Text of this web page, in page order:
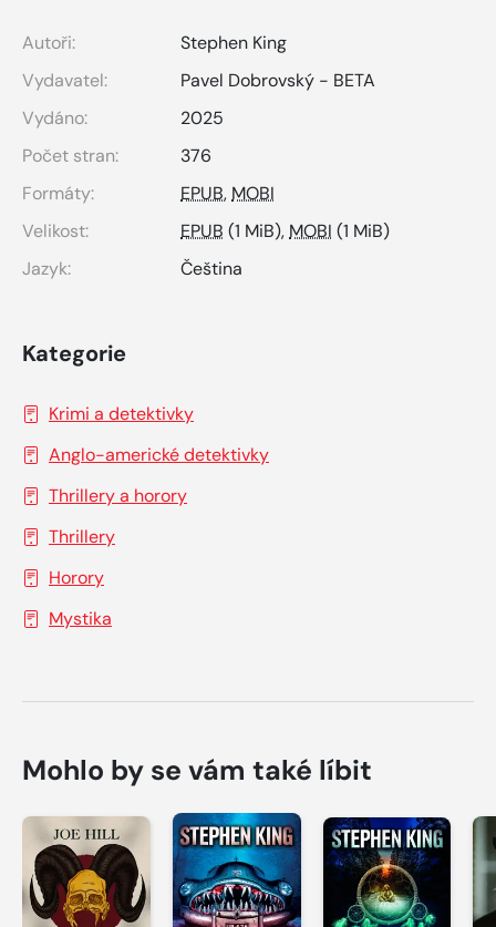
Autoři:
Stephen King
Vydavatel:
Pavel Dobrovský - BETA
Vydáno:
2025
Počet stran:
376
Formáty:
EPUB, MOBI
Velikost:
EPUB (1 MiB), MOBI (1 MiB)
Jazyk:
Čeština
Kategorie
Krimi a detektivky
Anglo-americké detektivky
Thrillery a horory
Thrillery
Horory
Mystika
Mohlo by se vám také líbit